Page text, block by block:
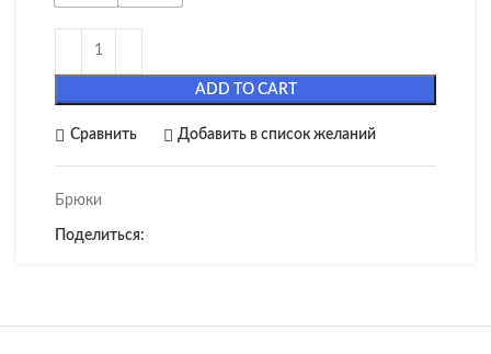
ADD TO CART
Сравнить Добавить в список желаний
Брюки
Поделиться: